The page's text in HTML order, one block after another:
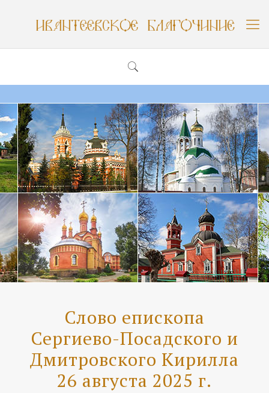
Слово епископа
Сергиево-Посадского и
Дмитровского Кирилла
26 августа 2025 г.